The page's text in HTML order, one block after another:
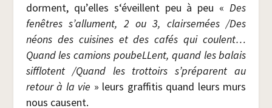
dorment, qu’elles s‘éveillent peu à peu «Des
fenêtres s’allument, 2 ou 3, clair­se­mées /​Des
néons des cui­sines et des cafés qui coulent…
Quand les camions pou­beLLent, quand les balais
sif­flotent /​Quand les trot­toirs s’préparent au
retour à la vie » leurs graf­fi­tis quand leurs murs
nous causent.